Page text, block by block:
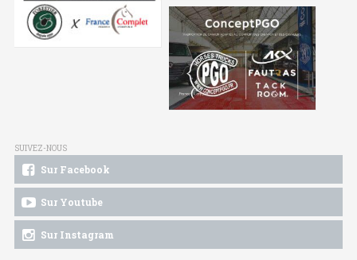
SUIVEZ-NOUS
Sur Facebook
Sur Youtube
Sur Instagram